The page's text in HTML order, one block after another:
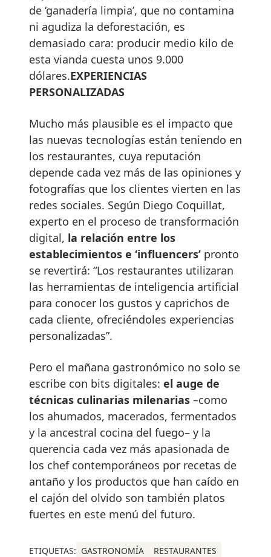
de ‘ganadería limpia’, que no contamina
ni agudiza la deforestación, es
demasiado cara: producir medio kilo de
esta vianda cuesta unos 9.000
dólares.EXPERIENCIAS
PERSONALIZADAS
Mucho más plausible es el impacto que
las nuevas tecnologías están teniendo en
los restaurantes, cuya reputación
depende cada vez más de las opiniones y
fotografías que los clientes vierten en las
redes sociales. Según Diego Coquillat,
experto en el proceso de transformación
digital, la relación entre los
establecimientos e ‘influencers’ pronto
se revertirá: “Los restaurantes utilizaran
las herramientas de inteligencia artificial
para conocer los gustos y caprichos de
cada cliente, ofreciéndoles experiencias
personalizadas”.
Pero el mañana gastronómico no solo se
escribe con bits digitales: el auge de
técnicas culinarias milenarias –como
los ahumados, macerados, fermentados
y la ancestral cocina del fuego– y la
querencia cada vez más apasionada de
los chef contemporáneos por recetas de
antaño y los productos que han caído en
el cajón del olvido son también platos
fuertes en este menú del futuro.
ETIQUETAS: GASTRONOMÍA RESTAURANTES